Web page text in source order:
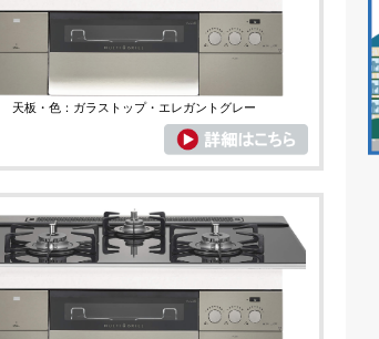
天板・色：ガラストップ・エレガントグレー